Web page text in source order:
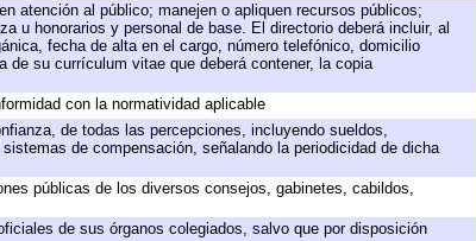
atención al público; manejen o apliquen recursos públicos;
u honorarios y personal de base. El directorio deberá incluir, al
fecha de alta en el cargo, número telefónico, domicilio
su currículum vitae que deberá contener, la copia
con la normatividad aplicable
de todas las percepciones, incluyendo sueldos,
de compensación, señalando la periodicidad de dicha
públicas de los diversos consejos, gabinetes, cabildos,
de sus órganos colegiados, salvo que por disposición